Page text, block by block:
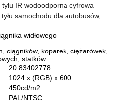
IR wodoodporna cyfrowa
samochodu dla autobusów,
widłowego
ciągników, koparek, ciężarówek,
statków...
20.83402778
1024 x (RGB) x 600
450cd/m2
PAL/NTSC